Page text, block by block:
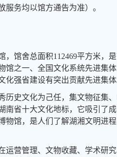
务均以馆方通告为准）。
馆舍总面积112469平方米，
馆之一、全国文化系统先进集
强省建设有突出贡献先进集体
历史文化为己任，集文物征集
南省十大文化地标，它吸引了
物馆，是人们了解湖湘文明进
运营管理、文物收藏、学术研